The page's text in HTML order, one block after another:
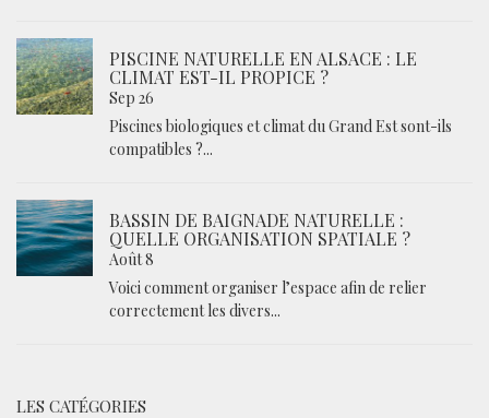
PISCINE NATURELLE EN ALSACE : LE
CLIMAT EST-IL PROPICE ?
Sep 26
Piscines biologiques et climat du Grand Est sont-ils
compatibles ?...
BASSIN DE BAIGNADE NATURELLE :
QUELLE ORGANISATION SPATIALE ?
Août 8
Voici comment organiser l’espace afin de relier
correctement les divers...
LES CATÉGORIES